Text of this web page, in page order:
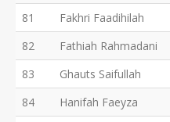
81
Fakhri Faadihilah
82
Fathiah Rahmadani
83
Ghauts Saifullah
84
Hanifah Faeyza